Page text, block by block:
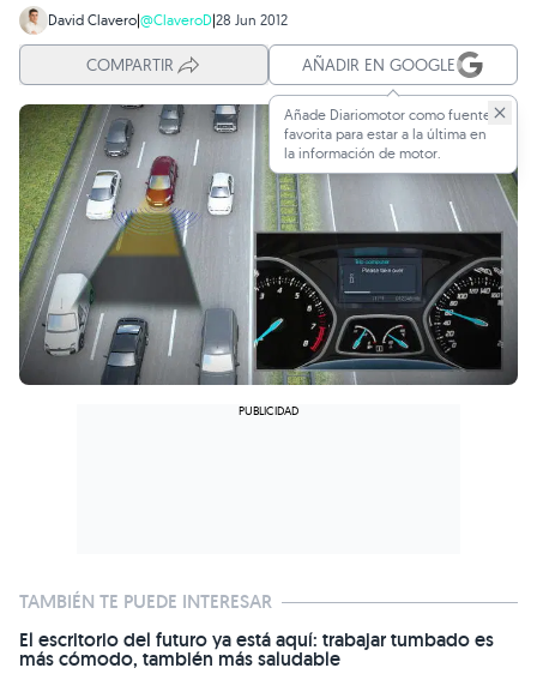
David Clavero|@ClaveroD|28 Jun 2012
COMPARTIR AÑADIR EN GOOGLE
Añade Diariomotor como fuente
favorita para estar a la última en
la información de motor.
TAMBIÉN TE PUEDE INTERESAR
El escritorio del futuro ya está aquí: trabajar tumbado es
más cómodo, también más saludable